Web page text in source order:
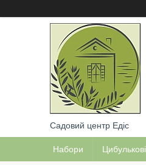
Садовий центр Едіс
Набори Цибулькові